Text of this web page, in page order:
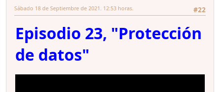
#22
Sábado 18 de Septiembre de 2021. 12:53 horas.
Episodio 23, "Protección
de datos"